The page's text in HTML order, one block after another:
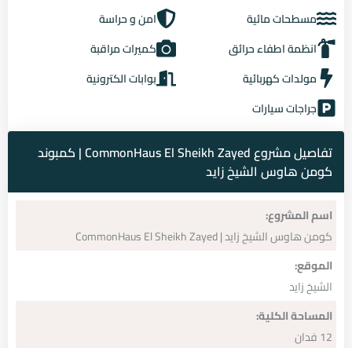
مسطحات مائية
امن و حراسة
انظمة اطفاء حرائق
كميرات مراقبة
مولدات كهربائية
بوابات الكترونية
جراجات سيارات
تفاصيل مشروع CommonHaus El Sheikh Zayed | كمبوند
كومن هاوس الشيخ زايد
اسم المشروع:
كومن هاوس الشيخ زايد | CommonHaus El Sheikh Zayed
الموقع:
الشيخ زايد
المساحة الكلية:
12 فدان